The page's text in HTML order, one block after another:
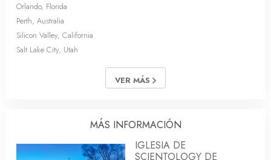
Orlando, Florida
Perth, Australia
Silicon Valley, California
Salt Lake City, Utah
VER MÁS
MÁS INFORMACIÓN
IGLESIA DE
SCIENTOLOGY DE